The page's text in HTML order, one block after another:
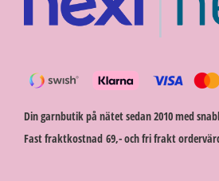
Din garnbutik på nätet sedan 2010 med
Fast fraktkostnad 69,- och fri frakt